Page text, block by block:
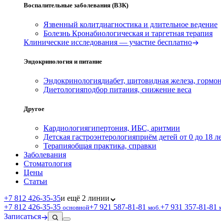
Воспалительные заболевания (ВЗК)
Язвенный колитдиагностика и длительное ведение
Болезнь Кронабиологическая и таргетная терапия
Клинические исследования — участие бесплатно
Эндокринология и питание
Эндокринологиядиабет, щитовидная железа,
Диетологияподбор питания, снижение веса
Другое
Кардиологиягипертония, ИБС, аритмии
Детская гастроэнтерологияприём детей от 0 до 18
Терапияобщая практика, справки
Заболевания
Стоматология
Цены
Статьи
+7 812 426‑35‑35и ещё 2 линии
+7 812 426‑35‑35 основной+7 921 587‑81‑81 моб.+7 931 357‑81‑81
Записаться